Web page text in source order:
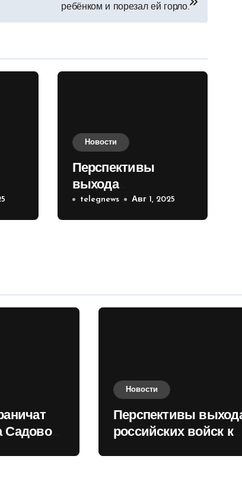
ребёнком и порезал ей горло.
Новости
Перспективы
выхода
российских войск к
Киеву зимой
telegnews Авг 1, 2025
Новости
Перспективы
российских войск к